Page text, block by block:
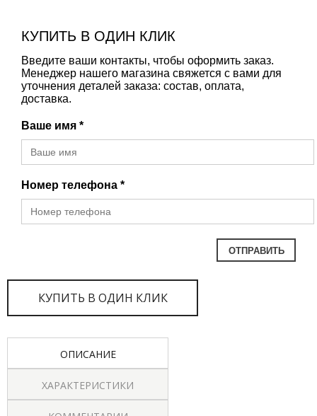
КУПИТЬ В ОДИН КЛИК
Введите ваши контакты, чтобы оформить заказ.
Менеджер нашего магазина свяжется с вами для
уточнения деталей заказа: состав, оплата,
доставка.
Ваше имя *
Номер телефона *
КУПИТЬ В ОДИН КЛИК
ОПИСАНИЕ
ХАРАКТЕРИСТИКИ